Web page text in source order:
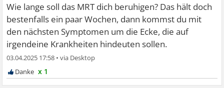
Wie lange soll das MRT dich beruhigen? Das hält doch
bestenfalls ein paar Wochen, dann kommst du mit
den nächsten Symptomen um die Ecke, die auf
irgendeine Krankheiten hindeuten sollen.
03.04.2025 17:58 •
x 1